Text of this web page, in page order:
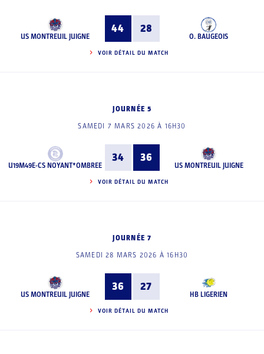
US MONTREUIL JUIGNE
44 28
O. BAUGEOIS
VOIR DÉTAIL DU MATCH
JOURNÉE 5
SAMEDI 7 MARS 2026 À 16H30
U19M49E-CS NOYANT*OMBREE
34 36
US MONTREUIL JUIGNE
VOIR DÉTAIL DU MATCH
JOURNÉE 7
SAMEDI 28 MARS 2026 À 16H30
US MONTREUIL JUIGNE
36 27
HB LIGERIEN
VOIR DÉTAIL DU MATCH